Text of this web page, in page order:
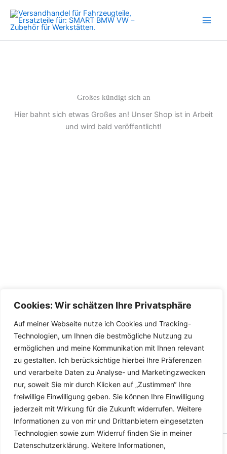
Cookies: Wir schätzen Ihre Privatsphäre
Auf meiner Webseite nutze ich Cookies und Tracking-
Technologien, um Ihnen die bestmögliche Nutzung zu
ermöglichen und meine Kommunikation mit Ihnen relevant
zu gestalten. Ich berücksichtige hierbei Ihre Präferenzen
und verarbeite Daten zu Analyse- und Marketingzwecken
nur, soweit Sie mir durch Klicken auf „Zustimmen“ Ihre
freiwillige Einwilligung geben. Sie können Ihre Einwilligung
jederzeit mit Wirkung für die Zukunft widerrufen. Weitere
Informationen zu von mir und Drittanbietern eingesetzten
Technologien sowie zum Widerruf finden Sie in meiner
Datenschutzerklärung. Weitere Informationen,
Inhalt
springen
Großes kündigt sich an
Hier bahnt sich etwas Großes an! Unser Shop ist in Arbeit
und wird bald veröffentlicht!
Copyright © 2026 Versandhandel für Fahrzeugteile, Ersatzteile
F15
F16
X3
X5
E91
F32
Menge